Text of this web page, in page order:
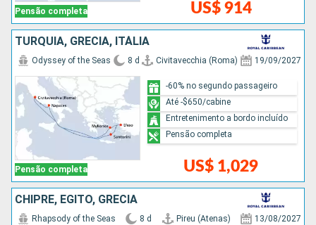
Pensão completa US$ 914
TURQUIA, GRÉCIA, ITÁLIA
Pensão completa
Odyssey of the Seas 8 d Civitavecchia (Roma) 19/09/2027
US$ 1,029
-60% no segundo passageiro
Até -$650/cabine
Entretenimento a bordo incluído
Pensão completa
CHIPRE, EGITO, GRÉCIA
Rhapsody of the Seas 8 d Pireu (Atenas) 13/08/2027